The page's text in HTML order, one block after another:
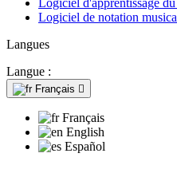
Logiciel de notation
Langues
Langue :
Français 
Français
English
Español